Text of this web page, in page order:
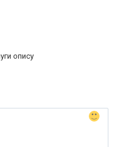
опису